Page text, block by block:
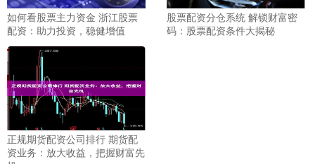
如何看股票主力资金 浙江股票
配资：助力投资，稳健增值
股票配资分仓系统 解锁财富密
码：股票配资条件大揭秘
正规期货配资公司排行 期货配
资业务：放大收益，把握财富先